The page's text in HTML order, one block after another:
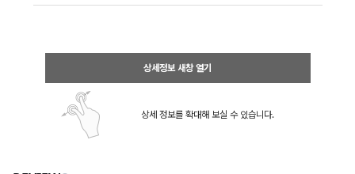
상세정보 새창 열기
상세 정보를 확대해 보실 수 있습니다.